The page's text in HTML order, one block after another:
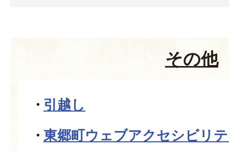
その他
引越し
東郷町ウェブアクセシビリ